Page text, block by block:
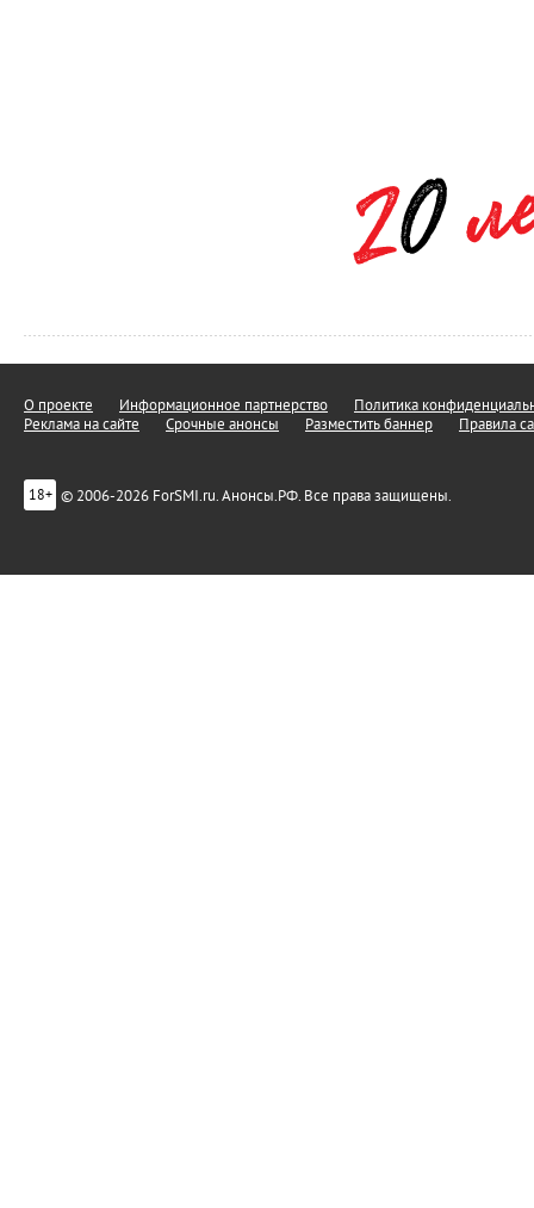
О проекте Информационное партнерство
Политика
Реклама на сайте
Срочные анонсы Разместить баннер Правила
18+ © 2006-2026 ForSMI.ru. Анонсы.РФ. Все права защищены.